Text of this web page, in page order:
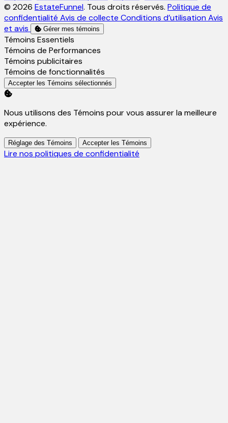
© 2026 EstateFunnel. Tous droits réservés. Politique de
confidentialité Avis de collecte Conditions d’utilisation Avis
et avis
Gérer mes témoins
Activer
Témoins Essentiels
Activer
Témoins de Performances
Activer
Témoins publicitaires
Activer
Témoins de fonctionnalités
Accepter les Témoins sélectionnés
Nous utilisons des Témoins pour vous assurer la meilleure
expérience.
Réglage des Témoins Accepter les Témoins
Lire nos politiques de confidentialité